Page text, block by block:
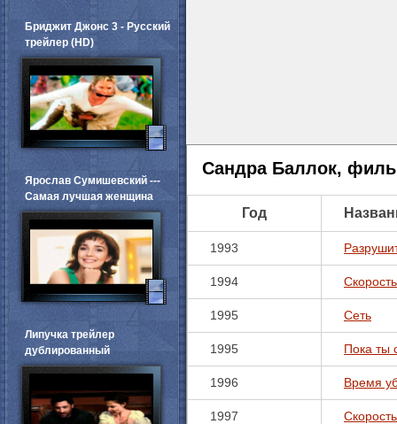
Сандра Баллок,
Год
1993
1994 Скорость
1995 Сеть
1995 Пока ты
1996 Время
1997
Бриджит Джонс 3 - Русский
трейлер (HD)
Ярослав Сумишевский ---
Самая лучшая женщина
Липучка трейлер
дублированный